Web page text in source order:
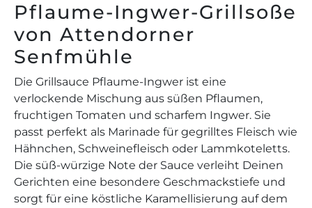
Pflaume-Ingwer-Grillsoße
von Attendorner
Senfmühle
Die Grillsauce Pflaume-Ingwer ist eine
verlockende Mischung aus süßen Pflaumen,
fruchtigen Tomaten und scharfem Ingwer. Sie
passt perfekt als Marinade für gegrilltes Fleisch wie
Hähnchen, Schweinefleisch oder Lammkoteletts.
Die süß-würzige Note der Sauce verleiht Deinen
Gerichten eine besondere Geschmackstiefe und
sorgt für eine köstliche Karamellisierung auf dem